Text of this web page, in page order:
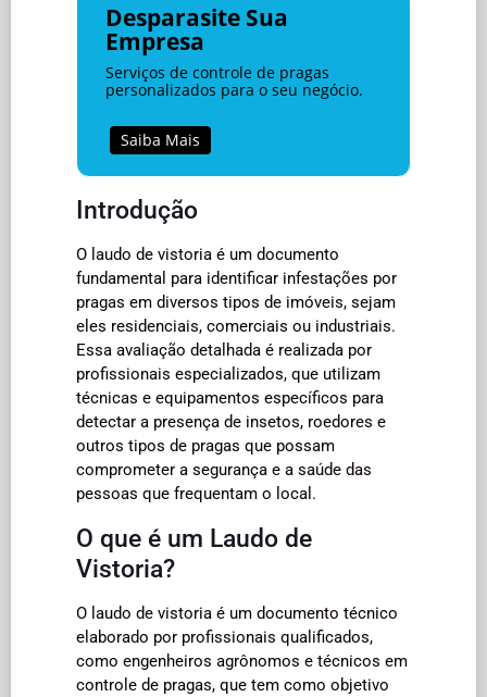
Desparasite Sua
Empresa
Serviços de controle de pragas
personalizados para o seu negócio.
Saiba Mais
Introdução
O laudo de vistoria é um documento
fundamental para identificar infestações por
pragas em diversos tipos de imóveis, sejam
eles residenciais, comerciais ou industriais.
Essa avaliação detalhada é realizada por
profissionais especializados, que utilizam
técnicas e equipamentos específicos para
detectar a presença de insetos, roedores e
outros tipos de pragas que possam
comprometer a segurança e a saúde das
pessoas que frequentam o local.
O que é um Laudo de
Vistoria?
O laudo de vistoria é um documento técnico
elaborado por profissionais qualificados,
como engenheiros agrônomos e técnicos em
controle de pragas, que tem como objetivo